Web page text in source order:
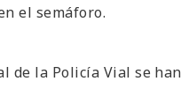
el semáforo.
de la Policía Vial se